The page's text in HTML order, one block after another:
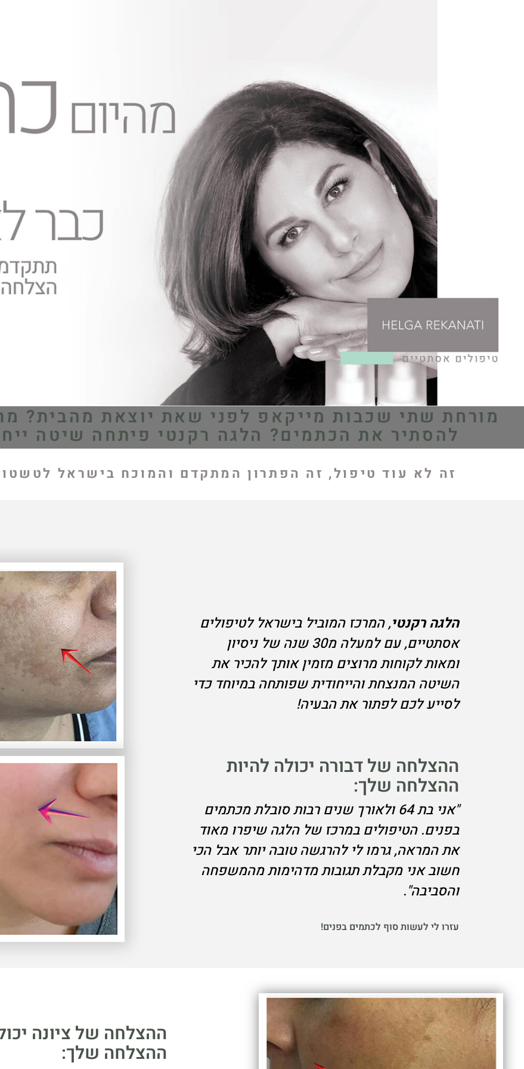
מורחת שתי שכבות מייקאפ לפני שאת יוצאת מהבית?
להסתיר את הכתמים? הלגה רקנטי פיתחה שיטה
זה לא עוד טיפול, זה הפתרון המתקדם והמוכח בישראל
הלגה רקנטי, המרכז המוביל בישראל לטיפולים
אסתטיים, עם למעלה מ30 שנה של ניסיון
ומאות לקוחות מרוצים מזמין אותך להכיר את
השיטה המנצחת והייחודית שפותחה במיוחד כדי
לסייע לכם לפתור את הבעיה!
ההצלחה של דבורה יכולה להיות
ההצלחה שלך:
"אני בת 64 ולאורך שנים רבות סובלת מכתמים
בפנים. הטיפולים במרכז של הלגה שיפרו מאוד
את המראה, גרמו לי להרגשה טובה יותר אבל הכי
חשוב אני מקבלת תגובות מדהימות מהמשפחה
והסביבה".
עזרו לי לעשות סוף לכתמים בפנים!
ההצלחה של ציונה
ההצלחה שלך: